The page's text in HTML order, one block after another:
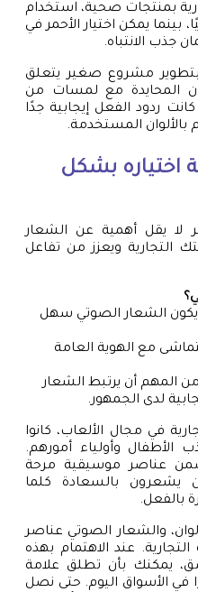
بمنتجات صحية، استخدام
بينما يمكن اختيار الأحمر في
جذب الانتباه.
مشروع صغير يتعلق
المحايدة مع لمسات من
ردود الفعل إيجابية جدًا
المستخدمة.
اختياره بشكل
لا يقل أهمية عن الشعار
التجارية ويعزز من تفاعل
الشعار الصوتي سهل
مع الهوية العامة
من المهم أن يرتبط الشعار
لدى الجمهور.
في مجال الألعاب، كانوا
الأطفال وأولياء أمورهم.
عناصر موسيقية مرحة
يشعرون بالسعادة كلما
بالفعل.
والشعار الصوتي عناصر
عند الاهتمام بهذه
يمكنك بأن تطلق علامة
في الأسواق اليوم. حتى نصل